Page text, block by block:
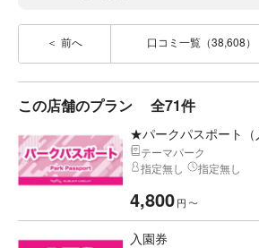
前へ 口コミ一覧（38,608）
この店舗のプラン 全71件
★パークパスポート（
テーマパーク
指定無し
指定無し
4,800円 〜
入園券